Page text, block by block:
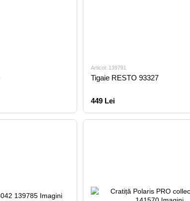
Articol: 139791
Tigaie RESTO 93327
449 Lei